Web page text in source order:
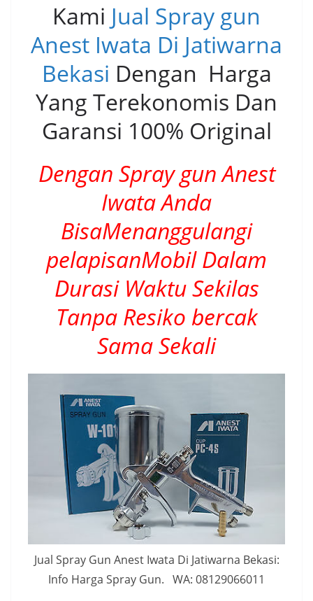
Kami Jual Spray gun
Anest Iwata Di Jatiwarna
Bekasi Dengan Harga
Yang Terekonomis Dan
Garansi 100% Original
Dengan Spray gun Anest
Iwata Anda
BisaMenanggulangi
pelapisanMobil Dalam
Durasi Waktu Sekilas
Tanpa Resiko bercak
Sama Sekali
Jual Spray Gun Anest Iwata Di Jatiwarna Bekasi:
Info Harga Spray Gun. WA: 08129066011